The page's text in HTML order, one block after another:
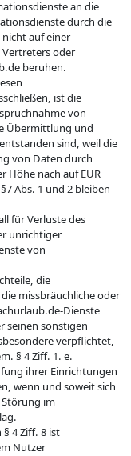
an die
durch die
auf einer
oder
beruhen.
ist die
von
Übermittlung und
sind, weil die
von Daten durch
Höhe nach auf EUR
Abs. 1 und 2 bleiben
für Verluste des
unrichtiger
von
die
missbräuchliche oder
Dienste
seinen sonstigen
verpflichtet,
§ 4 Ziff. 1. e.
ihrer Einrichtungen
wenn und soweit sich
Störung im
4 Ziff. 8 ist
Nutzer